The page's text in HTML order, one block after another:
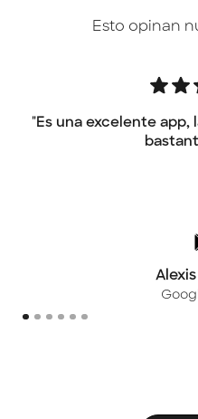
Esto opinan
"Es una excelente